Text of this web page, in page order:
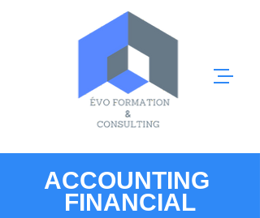
ACCOUNTING
FINANCIAL